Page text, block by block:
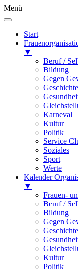
Menü
Start
▼
Beruf /
Bildung
Gegen
Karneval
Kultur
Politik
Service
Soziales
Sport
Werte
Kalender
▼
Frauen-
Beruf /
Bildung
Gegen
Kultur
Politik